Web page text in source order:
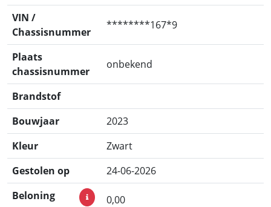
VIN /
Chassisnummer
********167*9
Plaats
chassisnummer
onbekend
Brandstof
Bouwjaar
2023
Kleur
Zwart
Gestolen op
24-06-2026
Beloning
0,00